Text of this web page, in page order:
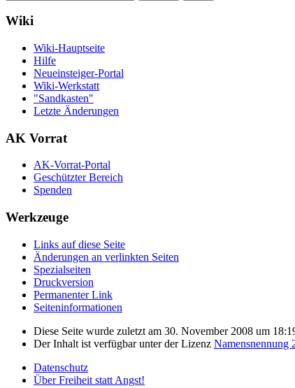
Wiki
Wiki-Hauptseite
Hilfe
Neueinsteiger-Portal
Wiki-Werkstatt
"Sandkasten"
Letzte Änderungen
AK Vorrat
AK-Vorrat-Portal
Geschützter Bereich
Spenden
Werkzeuge
Links auf diese Seite
Änderungen an verlinkten Seiten
Spezialseiten
Druckversion
Permanenter Link
Seiten­­informationen
Diese Seite wurde zuletzt am 30. November 2008 um
Der Inhalt ist verfügbar unter der Lizenz Namensnennung
Datenschutz
Über Freiheit statt Angst!